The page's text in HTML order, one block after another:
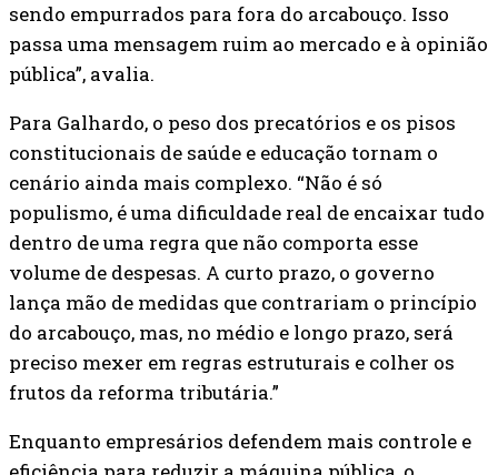
sendo empurrados para fora do arcabouço. Isso
passa uma mensagem ruim ao mercado e à opinião
pública”, avalia.
Para Galhardo, o peso dos precatórios e os pisos
constitucionais de saúde e educação tornam o
cenário ainda mais complexo. “Não é só
populismo, é uma dificuldade real de encaixar tudo
dentro de uma regra que não comporta esse
volume de despesas. A curto prazo, o governo
lança mão de medidas que contrariam o princípio
do arcabouço, mas, no médio e longo prazo, será
preciso mexer em regras estruturais e colher os
frutos da reforma tributária.”
Enquanto empresários defendem mais controle e